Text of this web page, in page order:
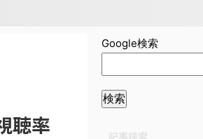
聴率
Google検索